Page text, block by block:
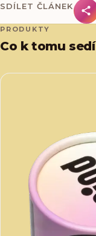
SDÍLET ČLÁNEK
PRODUKTY
Co k tomu sedí